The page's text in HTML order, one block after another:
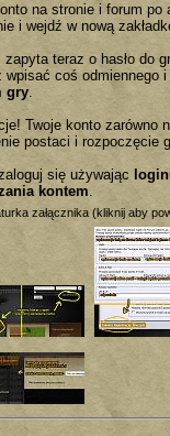
na stronie i forum
i wejdź w nową
teraz o hasło do
wpisać coś odmiennego
gry.
Twoje konto zarówno
postaci i rozpoczęcie
się używając
kontem.
załącznika (kliknij aby